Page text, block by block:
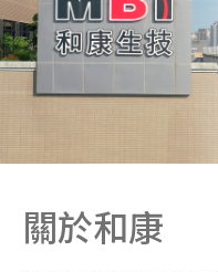
關於和康